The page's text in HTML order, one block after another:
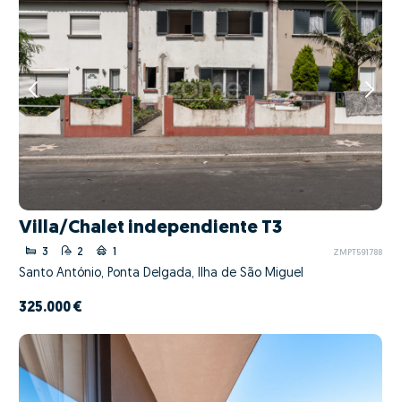
Villa/Chalet independiente T3
3 2 1 ZMPT591788
Santo António, Ponta Delgada, Ilha de São Miguel
325.000 €